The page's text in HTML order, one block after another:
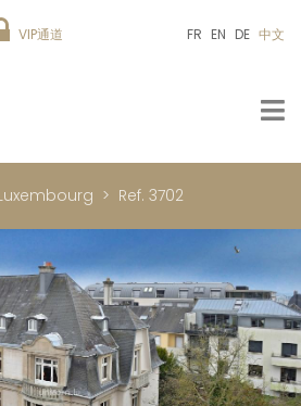
VIP通道 FR EN DE 中文
Ref. 3702